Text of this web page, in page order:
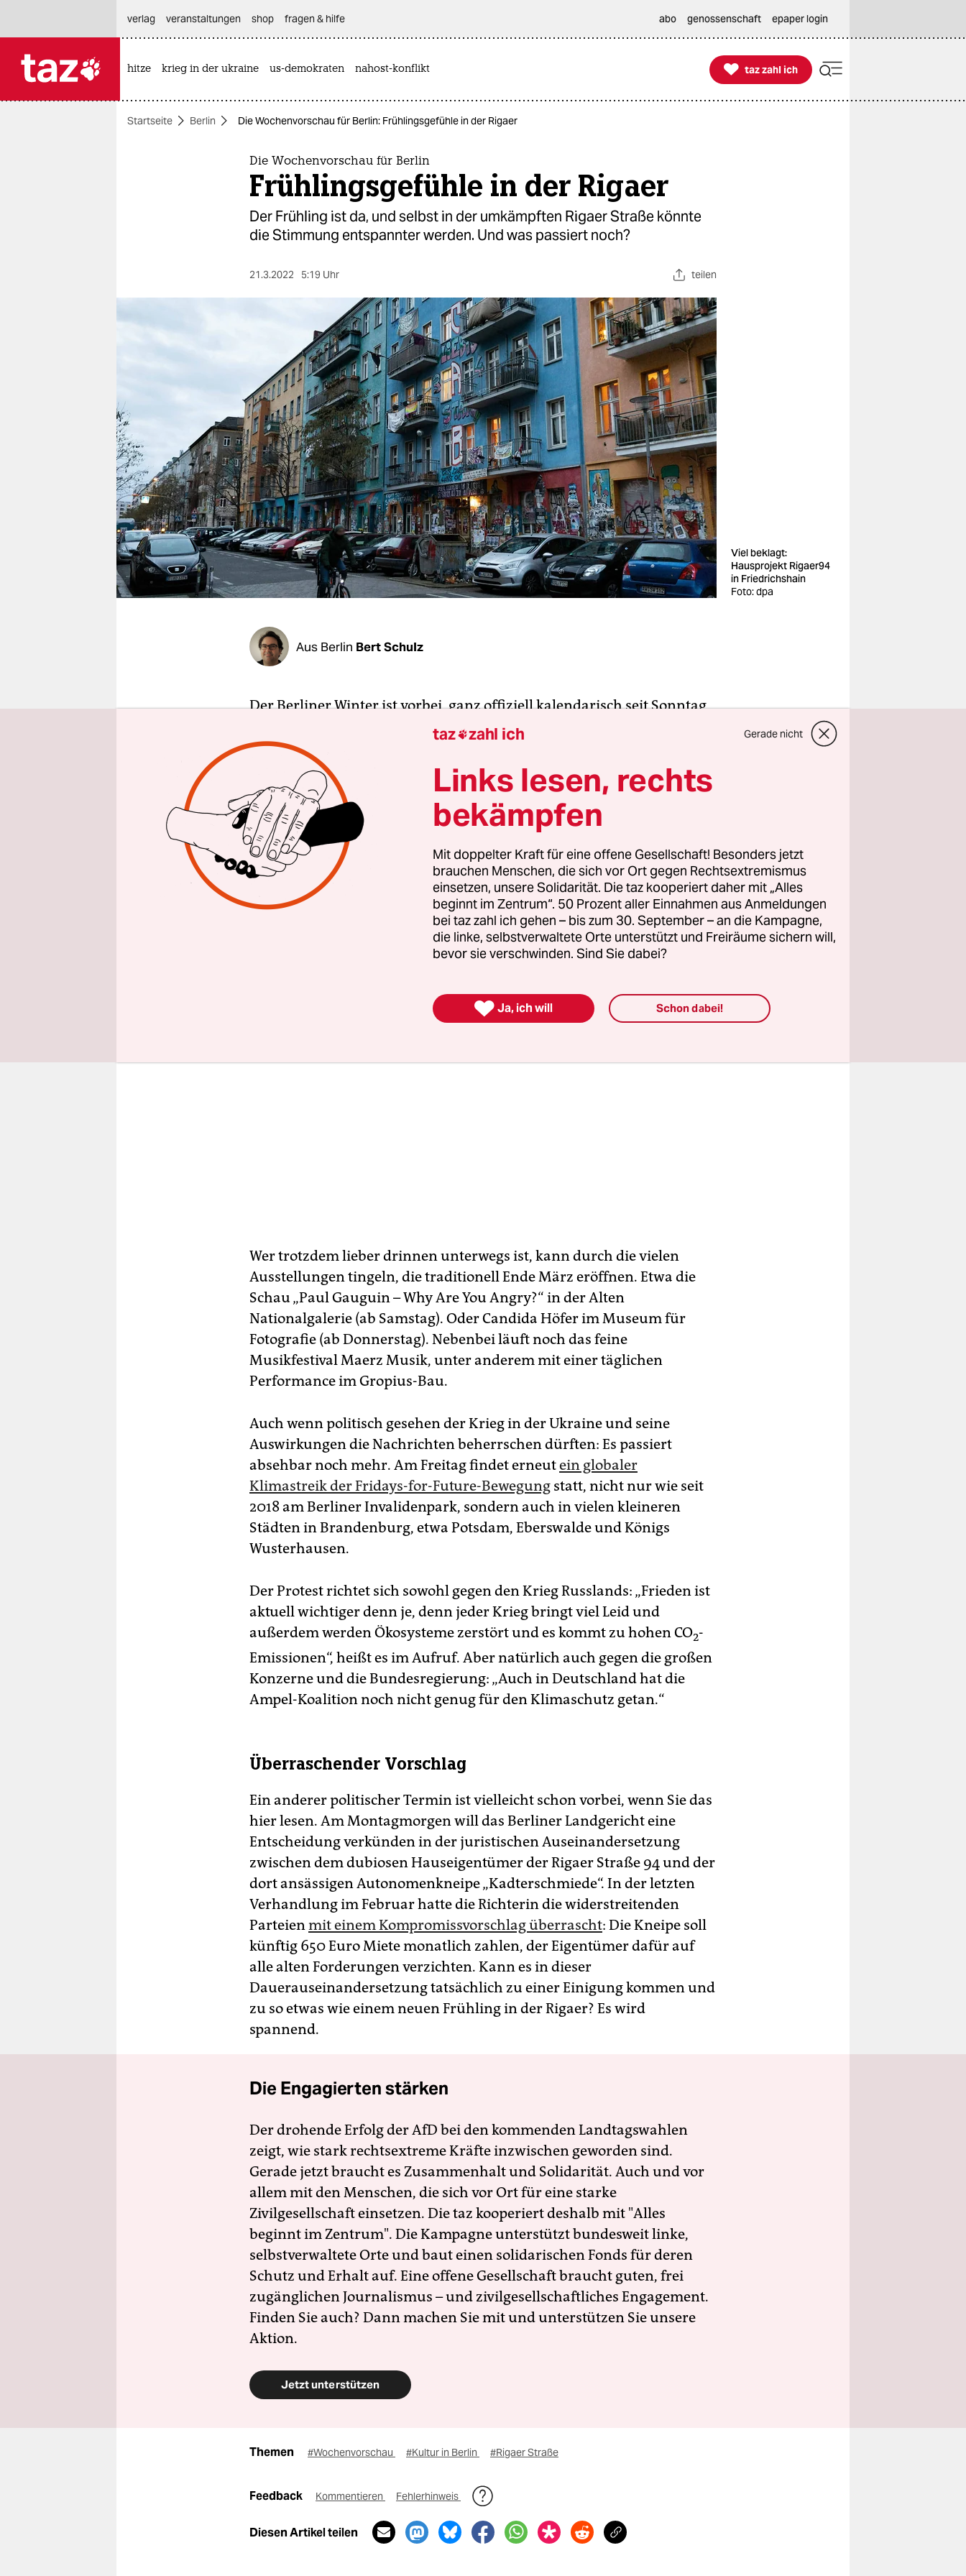
themen
berlin
wahrheit
verlag
verlag
veranstaltungen
shop
fragen & hilfe
unterstützen
abo
verlag
veranstaltungen shop fragen & hilfe abo genossenschaft epaper login
hitze krieg in der ukraine us-demokraten nahost-konflikt 
taz zahl ich
taz zahl ich
Startseite Berlin Die Wochenvorschau für Berlin: Frühlingsgefühle in der Rigaer
Die Wochenvorschau für Berlin
Frühlingsgefühle in der Rigaer
Der Frühling ist da, und selbst in der umkämpften Rigaer Straße könnte
die Stimmung entspannter werden. Und was passiert noch?
21.3.2022 5:19 Uhr teilen
Viel beklagt:
Hausprojekt Rigaer94
in Friedrichshain
Foto: dpa
Aus Berlin Bert Schulz
Der Berliner Winter ist vorbei, ganz offiziell kalendarisch seit Sonntag,
und manche sagen ja, es sei einer der schlimmsten gewesen seit
Langem. Nicht wegen der Kälte oder des Schnees – beides war
Mangelware in den letzten Monaten. Sondern weil er so grau war,
lange kein Sonnenstrahl durchkam durch die düstere Suppe am
Himmel. Plus Corona. Plus am Ende dann auch noch der Krieg gegen
die Ukraine. Tristesse allerorten. Puh.
Nun ist Frühling, und auch wenn dieser (wie so vieles andere) den
russischen Herrscher Putin kaum beeindrucken dürfte: Der Beginn
der schönsten Jahreszeit kann befreiend wirken, zumindest hier in
Berlin. Zumal die Sonne in den nächsten Tage scheinen soll, als habe es
Wer trotzdem lieber drinnen unterwegs ist, kann durch die vielen
Ausstellungen tingeln, die traditionell Ende März eröffnen. Etwa die
Schau „Paul Gauguin – Why Are You Angry?“ in der Alten
Nationalgalerie (ab Samstag). Oder Candida Höfer im Museum für
Fotografie (ab Donnerstag). Nebenbei läuft noch das feine
Musikfestival Maerz Musik, unter anderem mit einer täglichen
Performance im Gropius-Bau.
Auch wenn politisch gesehen der Krieg in der Ukraine und seine
Auswirkungen die Nachrichten beherrschen dürften: Es passiert
absehbar noch mehr. Am Freitag findet erneutein globaler
Klimastreik der Fridays-for-Future-Bewegung statt, nicht nur wie seit
2018 am Berliner Invalidenpark, sondern auch in vielen kleineren
Städten in Brandenburg, etwa Potsdam, Eberswalde und Königs
Wusterhausen.
Der Protest richtet sich sowohl gegen den Krieg Russlands: „Frieden ist
aktuell wichtiger denn je, denn jeder Krieg bringt viel Leid und
außerdem werden Ökosysteme zerstört und es kommt zu hohen CO2-
Emissionen“, heißt es im Aufruf. Aber natürlich auch gegen die großen
Konzerne und die Bundesregierung: „Auch in Deutschland hat die
Ampel-Koalition noch nicht genug für den Klimaschutz getan.“
Überraschender Vorschlag
Ein anderer politischer Termin ist vielleicht schon vorbei, wenn Sie das
hier lesen. Am Montagmorgen will das Berliner Landgericht eine
Entscheidung verkünden in der juristischen Auseinandersetzung
zwischen dem dubiosen Hauseigentümer der Rigaer Straße 94 und der
dort ansässigen Autonomenkneipe „Kadterschmiede“. In der letzten
Verhandlung im Februar hatte die Richterin die widerstreitenden
Parteienmit einem Kompromissvorschlag überrascht: Die Kneipe soll
künftig 650 Euro Miete monatlich zahlen, der Eigentümer dafür auf
alle alten Forderungen verzichten. Kann es in dieser
Dauerauseinandersetzung tatsächlich zu einer Einigung kommen und
zu so etwas wie einem neuen Frühling in der Rigaer? Es wird
spannend.
Die Engagierten stärken
Der drohende Erfolg der AfD bei den kommenden Landtagswahlen
zeigt, wie stark rechtsextreme Kräfte inzwischen geworden sind.
Gerade jetzt braucht es Zusammenhalt und Solidarität. Auch und vor
allem mit den Menschen, die sich vor Ort für eine starke
Zivilgesellschaft einsetzen. Die taz kooperiert deshalb mit "Alles
beginnt im Zentrum". Die Kampagne unterstützt bundesweit linke,
selbstverwaltete Orte und baut einen solidarischen Fonds für deren
Schutz und Erhalt auf. Eine offene Gesellschaft braucht guten, frei
zugänglichen Journalismus – und zivilgesellschaftliches Engagement.
Finden Sie auch? Dann machen Sie mit und unterstützen Sie unsere
Aktion.
Jetzt unterstützen
Themen #Wochenvorschau #Kultur in Berlin #Rigaer Straße
Feedback Kommentieren Fehlerhinweis
Diesen Artikel teilen
taz zahl ich Gerade nicht
Links lesen, rechts
bekämpfen
Mit doppelter Kraft für eine offene Gesellschaft! Besonders jetzt
brauchen Menschen, die sich vor Ort gegen Rechtsextremismus
einsetzen, unsere Solidarität. Die taz kooperiert daher mit „Alles
beginnt im Zentrum“. 50 Prozent aller Einnahmen aus Anmeldungen
bei taz zahl ich gehen – bis zum 30. September – an die Kampagne,
die linke, selbstverwaltete Orte unterstützt und Freiräume sichern will,
bevor sie verschwinden. Sind Sie dabei?
 Ja, ich will Schon dabei!